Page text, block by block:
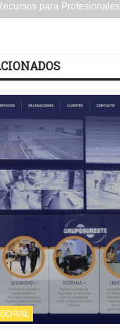
para Profesionales